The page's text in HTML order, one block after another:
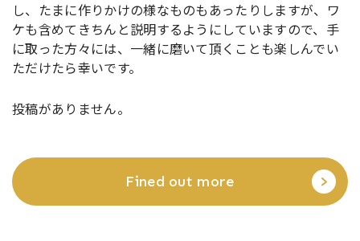
し、たまに作りかけの様なものもあったりしますが、ワ
ケも含めてきちんと説明するようにしていますので、手
に取った方々には、一緒に磨いて頂くことも楽しんでい
ただけたら幸いです。
投稿がありません。
Fined out more